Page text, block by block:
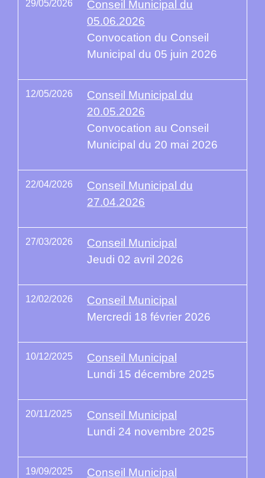
29/05/2026
Conseil Municipal du
05.06.2026
Convocation du Conseil
Municipal du 05 juin 2026
12/05/2026
Conseil Municipal du
20.05.2026
Convocation au Conseil
Municipal du 20 mai 2026
22/04/2026
Conseil Municipal du
27.04.2026
27/03/2026
Conseil Municipal
Jeudi 02 avril 2026
12/02/2026
Conseil Municipal
Mercredi 18 février 2026
10/12/2025
Conseil Municipal
Lundi 15 décembre 2025
20/11/2025
Conseil Municipal
Lundi 24 novembre 2025
19/09/2025
Conseil Municipal